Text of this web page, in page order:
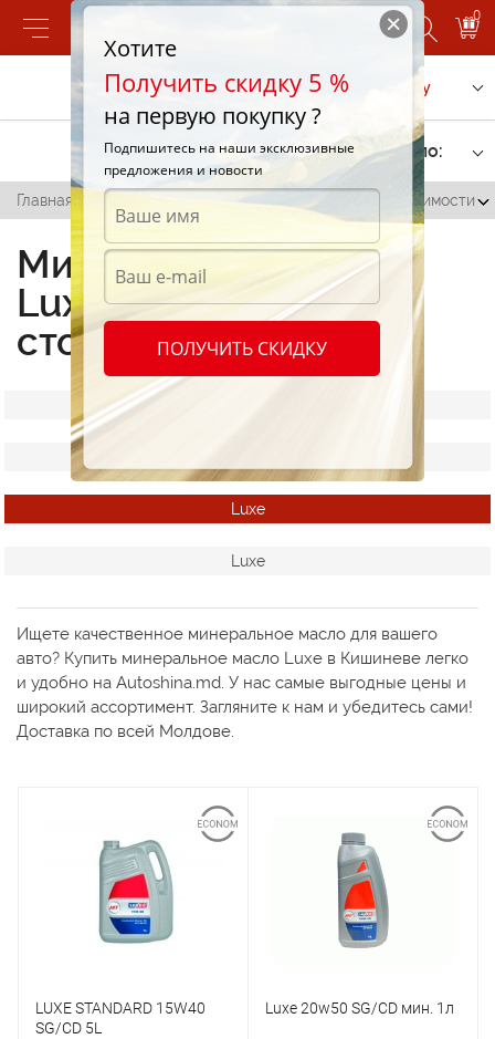
0
Позвонить Заказать услугу
Фильтр Сортировать по:
Главная / Минеральное масло Luxe по доступной стоимости
Минеральное масло
Luxe по доступной
стоимости
Luxe
Luxe
Ищете качественное минеральное масло для вашего
авто? Купить минеральное масло Luxe в Кишиневе легко
и удобно на Autoshina.md. У нас самые выгодные цены и
широкий ассортимент. Загляните к нам и убедитесь сами!
Доставка по всей Молдове.
LUXE STANDARD 15W40
SG/CD 5L
Luxe 20w50 SG/CD мин. 1л
Хотите
Получить скидку 5 %
на первую покупку ?
Подпишитесь на наши эксклюзивные
предложения и новости
ПОЛУЧИТЬ СКИДКУ